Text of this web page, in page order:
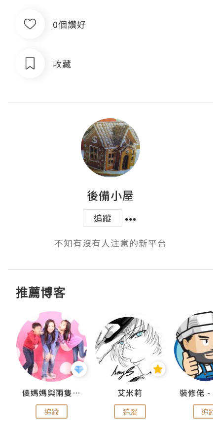
0個讚好
收藏
後備小屋
追蹤
不知有沒有人注意的新平台
推薦博客
儍媽媽與兩隻小魔怪之家
追蹤
艾米莉
追蹤 追蹤